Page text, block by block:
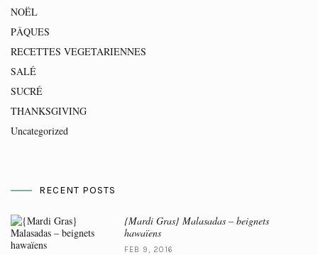
NOËL
PÂQUES
RECETTES VEGETARIENNES
SALÉ
SUCRÉ
THANKSGIVING
Uncategorized
RECENT POSTS
{Mardi Gras} Malasadas – beignets
hawaïens
FEB 9, 2016